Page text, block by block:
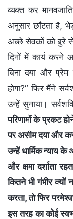
व्यक्त कर
अनुसार छाँटता है,
अच्छे सेवकों को बुरे
दिनों में कार्य करने
बिना दया और
होगा?” फिर मैंने
उन्हें सुनाया।
परिणामों के प्रकट
पर असीम दया और
उन्हें धार्मिक न्याय
और क्षमा दर्शाता
कितने भी गंभीर क्यों
करता, तो फिर
इस तरह का कोई